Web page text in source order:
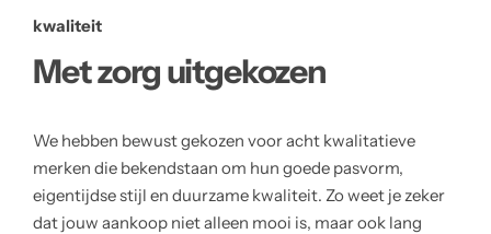
kwaliteit
Met zorg uitgekozen
We hebben bewust gekozen voor acht kwalitatieve
merken die bekendstaan om hun goede pasvorm,
eigentijdse stijl en duurzame kwaliteit. Zo weet je zeker
dat jouw aankoop niet alleen mooi is, maar ook lang